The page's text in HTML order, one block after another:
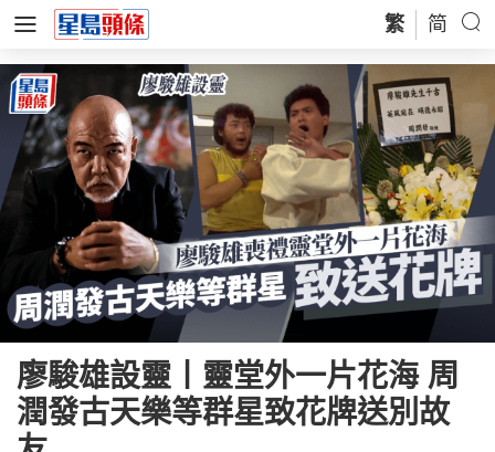
繁 简
廖駿雄設靈丨靈堂外一片花海 周
潤發古天樂等群星致花牌送別故